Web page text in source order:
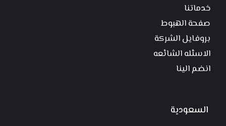
خدماتنا
صفحة الهبوط
بروفايل الشركة
الاسئله الشائعه
انضم الينا
السعودية